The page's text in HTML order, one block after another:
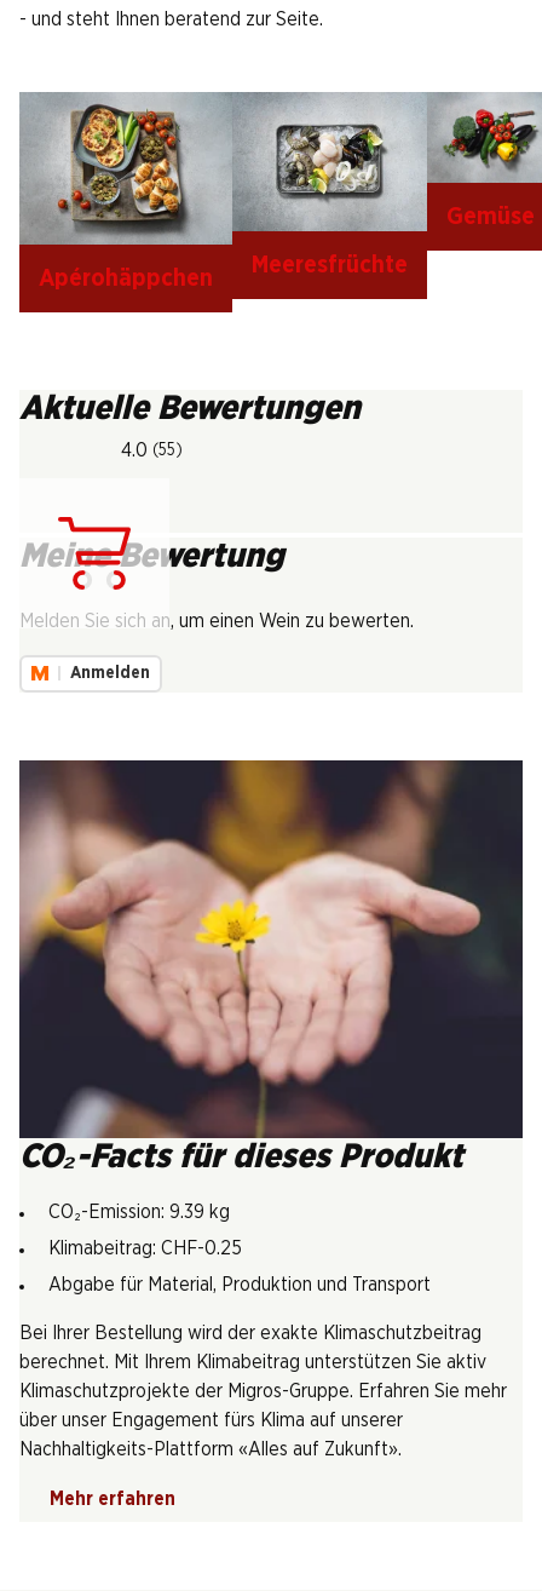
- und steht Ihnen beratend zur Seite.
Apérohäppchen
Meeresfrüchte
Gemüse
Aktuelle Bewertungen
4.0 (55)
Meine Bewertung
Melden Sie sich an, um einen Wein zu bewerten.
Anmelden
CO₂-Facts für dieses Produkt
CO₂-Emission: 9.39 kg
Klimabeitrag: CHF-0.25
Abgabe für Material, Produktion und Transport
Bei Ihrer Bestellung wird der exakte Klimaschutzbeitrag
berechnet. Mit Ihrem Klimabeitrag unterstützen Sie aktiv
Klimaschutzprojekte der Migros-Gruppe. Erfahren Sie mehr
über unser Engagement fürs Klima auf unserer
Nachhaltigkeits-Plattform «Alles auf Zukunft».
Mehr erfahren